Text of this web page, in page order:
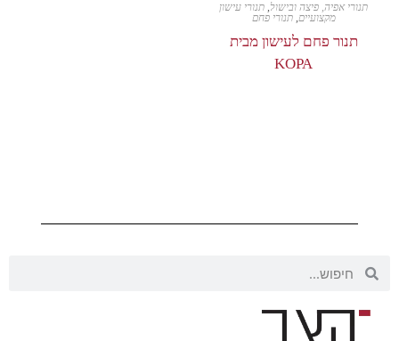
תנורי אפיה, פיצה ובישול, תנורי עישון
מקצועיים,תנורי פחם
תנור פחם לעישון מבית
KOPA